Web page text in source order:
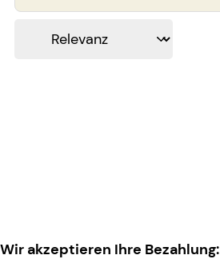
Wir akzeptieren Ihre Bezahlung: